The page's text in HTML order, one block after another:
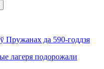
Пружанах да 590-годдзя
лагеря подорожали